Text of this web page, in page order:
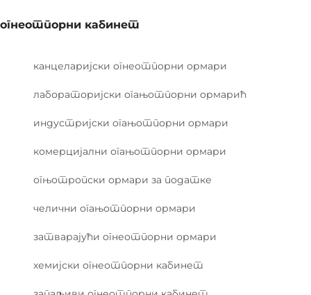
огнеотпорни кабинет
канцеларијски огнеотпорни ормари
лабораторијски огањотпорни ормарић
индустријски огањотпорни ормари
комерцијални огањотпорни ормари
огњотропски ормари за податке
челични огањотпорни ормари
затварајући огнеотпорни ормари
хемијски огнеотпорни кабинет